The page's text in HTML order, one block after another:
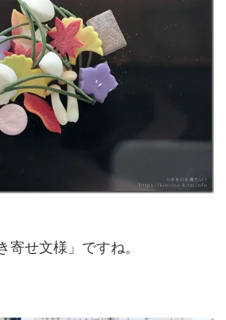
寄せ文様」ですね。